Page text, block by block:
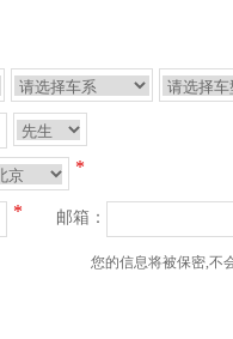
*
* 邮箱：
您的信息将被保密,不